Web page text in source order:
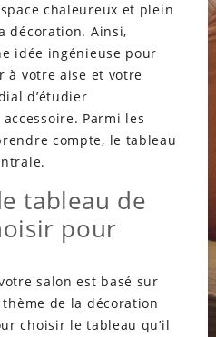
chaleureux et plein
décoration. Ainsi,
idée ingénieuse pour
à votre aise et votre
d’étudier
Parmi les
compte, le tableau
tableau de
pour
salon est basé sur
de la décoration
choisir le tableau qu’il